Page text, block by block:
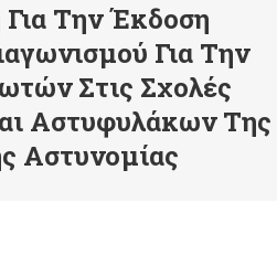
Την Έκδοση
Για Την
Στις Σχολές
Αστυφυλάκων Της
Αστυνομίας